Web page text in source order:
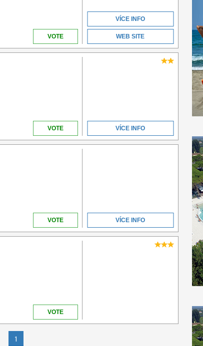
VOTE
VÍCE INFO
WEB SITE
VOTE VÍCE INFO
VOTE VÍCE INFO
VOTE
1
WELCOME TO THE
WELCOME TO THE
FIRST 5 STAR CAMPING